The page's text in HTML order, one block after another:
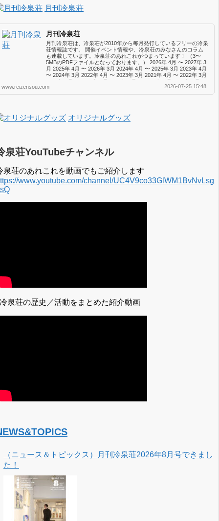
月刊冷泉荘
月刊冷泉荘
月刊冷泉荘は、冷泉荘が2010年から毎月発行しているフリーの冷泉
荘情報誌です。 開催イベント情報や、冷泉荘のみなさんのコラム
も連載しています。冷泉荘のあれこれがつまっています！ （3〜
5MBのPDFファイルとなっております。） 2026年 4月 〜 2027年 3
月 2025年 4月 〜 2026年 3月 2024年 4月 〜 2025年 3月 2023年 4月
〜 2024年 3月 2022年 4月 〜 2023年 3月 2021年 4月 〜 2022年 3月
2019年 3月 2017年 4月 〜 2018年 3月 2016年 4月 〜 2017年 3月
2015年 4月 〜 2016年 3月 2014年 4月 〜 2015年 3月 2013...
www.reizensou.com 2026-07-25 15:48
オリジナルグッズ
泉荘YouTubeチャンネル
泉荘のあれこれを動画でもご紹介します
www.youtube.com/channel/UC4V9co33GlWM1BvNvLsg
泉荘の歴史／活動をまとめた紹介動画
（ニュース＆トピックス）月刊冷泉荘2026年8月号できまし
た！